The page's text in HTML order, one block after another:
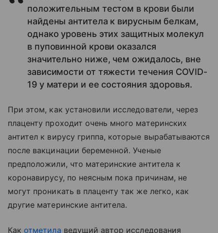
положительным тестом в крови были
найдены антитела к вирусным белкам,
однако уровень этих защитных молекул
в пуповинной крови оказался
значительно ниже, чем ожидалось, вне
зависимости от тяжести течения COVID-
19 у матери и ее состояния здоровья.
При этом, как установили исследователи, через
плаценту проходит очень много материнских
антител к вирусу гриппа, которые вырабатываются
после вакцинации беременной. Ученые
предположили, что материнские антитела к
коронавирусу, по неясным пока причинам, не
могут проникать в плаценту так же легко, как
другие материнские антитела.
Как отметила ведущий автор исследования